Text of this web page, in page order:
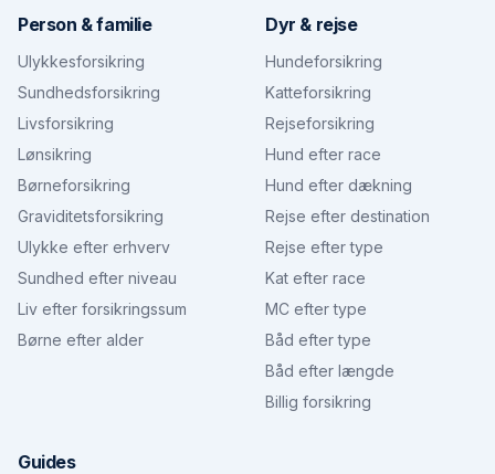
Person & familie
Ulykkesforsikring
Sundhedsforsikring
Livsforsikring
Lønsikring
Børneforsikring
Graviditetsforsikring
Ulykke efter erhverv
Sundhed efter niveau
Liv efter forsikringssum
Børne efter alder
Dyr & rejse
Hundeforsikring
Katteforsikring
Rejseforsikring
Hund efter race
Hund efter dækning
Rejse efter destination
Rejse efter type
Kat efter race
MC efter type
Båd efter type
Båd efter længde
Billig forsikring
Guides